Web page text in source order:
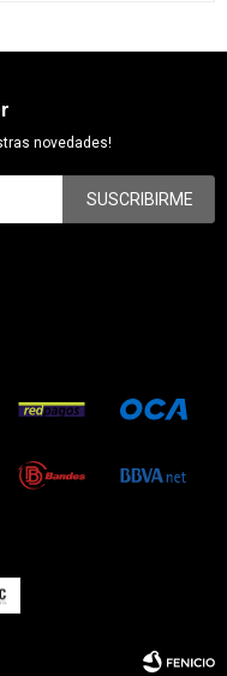
novedades!
SUSCRIBIRME